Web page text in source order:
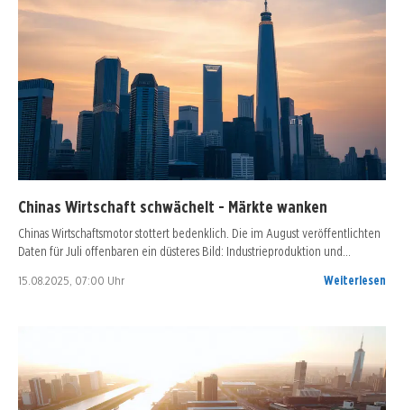
Chinas Wirtschaft schwächelt - Märkte wanken
Chinas Wirtschaftsmotor stottert bedenklich. Die im August veröffentlichten
Daten für Juli offenbaren ein düsteres Bild: Industrieproduktion und…
15.08.2025, 07:00 Uhr Weiterlesen